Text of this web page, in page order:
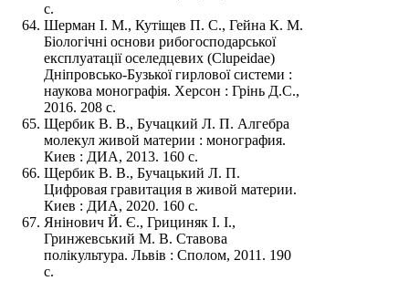
с.
Шерман І. М., Кутіщев П. С., Гейна К. М.
Біологічні основи рибогосподарської
експлуатації оселедцевих (Clupeidae)
Дніпровсько-Бузької гирлової системи :
наукова монографія. Херсон : Грінь Д.С.,
2016. 208 с.
Щербик В. В., Бучацкий Л. П. Алгебра
молекул живой материи : монография.
Киев : ДИА, 2013. 160 с.
Щербик В. В., Бучацький Л. П.
Цифровая гравитация в живой материи.
Киев : ДИА, 2020. 160 с.
Янінович Й. Є., Грициняк І. І.,
Гринжевський М. В. Ставова
полікультура. Львів : Сполом, 2011. 190
с.